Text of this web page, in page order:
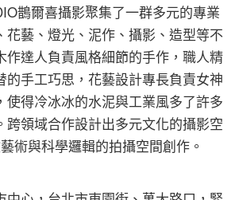
鵲爾喜攝影聚集了一群多元的專業
花藝、燈光、泥作、攝影、造型等不
作達人負責風格細節的手作，職人精
的手工巧思，花藝設計專長負責女神
使得冷冰冰的水泥與工業風多了許多
跨領域合作設計出多元文化的攝影空
術與科學邏輯的拍攝空間創作。